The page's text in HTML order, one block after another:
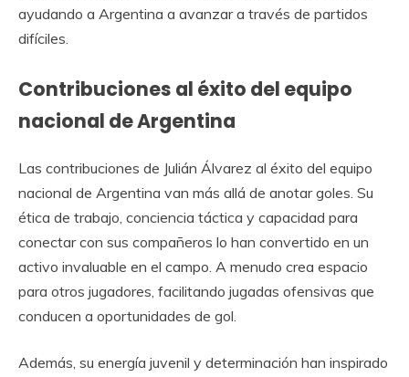
ayudando a Argentina a avanzar a través de partidos
difíciles.
Contribuciones al éxito del equipo
nacional de Argentina
Las contribuciones de Julián Álvarez al éxito del equipo
nacional de Argentina van más allá de anotar goles. Su
ética de trabajo, conciencia táctica y capacidad para
conectar con sus compañeros lo han convertido en un
activo invaluable en el campo. A menudo crea espacio
para otros jugadores, facilitando jugadas ofensivas que
conducen a oportunidades de gol.
Además, su energía juvenil y determinación han inspirado